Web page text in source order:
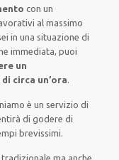
con un
al massimo
in una situazione di
immediata, puoi
un
circa un’ora.
èun servizio di
di godere di
brevissimi.
ma anche